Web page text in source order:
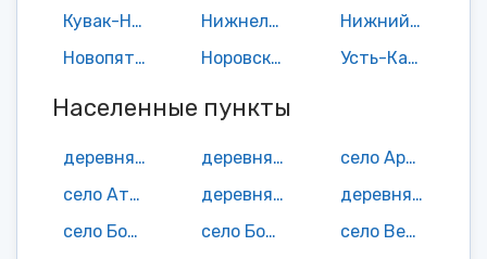
Кувак-Никольский сельсовет
Нижнеломовский сельсовет
Нижний Ломов
Новопятинский сельсовет
Норовский сельсовет Усть-Каремшинский сельсовет
Населенные пункты
деревня Александровка деревня Ананьино
село Аршиновка
село Атмис
деревня Бобровка
деревня Большая Андреевка
село Большие Хутора
село Большой Мичкас
село Верхний Ломов